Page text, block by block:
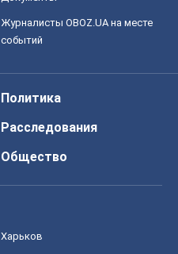
Журналисты OBOZ.UA на месте
событий
Политика
Расследования
Общество
Харьков